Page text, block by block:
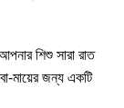
শিশু সারা রাত
মায়ের জন্য একটি